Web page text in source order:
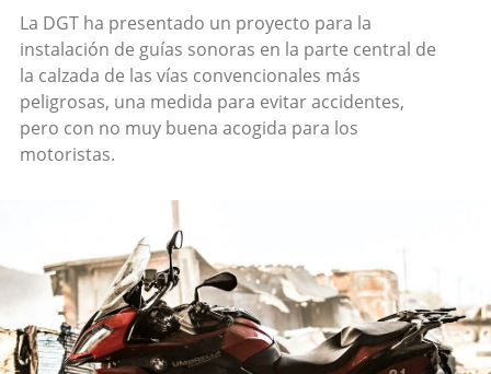
La DGT ha presentado un proyecto para la
instalación de guías sonoras en la parte central de
la calzada de las vías convencionales más
peligrosas, una medida para evitar accidentes,
pero con no muy buena acogida para los
motoristas.